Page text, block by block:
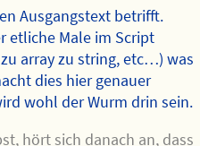
Ausgangstext betrifft.
etliche Male im Script
array zu string, etc…) was
dies hier genauer
wohl der Wurm drin sein.
hört sich danach an, dass